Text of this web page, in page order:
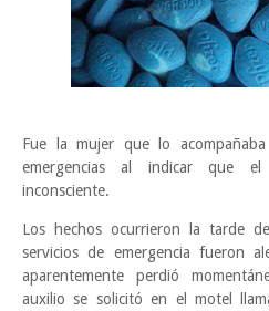
Fue la mujer que lo
emergencias al indicar que el
inconsciente.
Los hechos ocurrieron la tarde
servicios de emergencia fueron
aparentemente perdió
auxilio se solicitó en el motel